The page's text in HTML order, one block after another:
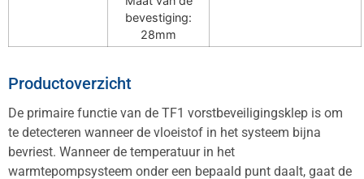
bevestiging:
28mm
Productoverzicht
De primaire functie van de TF1 vorstbeveiligingsklep is om
te detecteren wanneer de vloeistof in het systeem bijna
bevriest. Wanneer de temperatuur in het
warmtepompsysteem onder een bepaald punt daalt, gaat de